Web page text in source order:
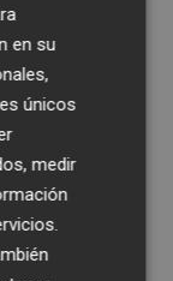
vivienda,
poder
y
en su
únicos
medir